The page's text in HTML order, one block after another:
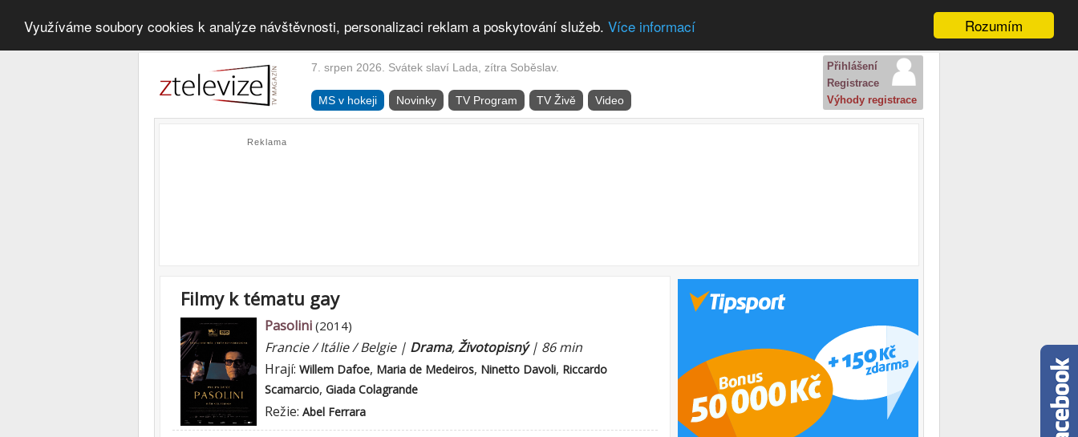
Rozumím
Využíváme soubory cookies k analýze návštěvnosti, personalizaci reklam a poskytování služeb. Více informací
7. srpen 2026. Svátek slaví Lada, zítra Soběslav.
MS v hokeji Novinky TV Program TV Živě Video
Přihlášení
Registrace
Výhody registrace
Reklama
Filmy k tématu gay
Pasolini (2014)
Francie / Itálie / Belgie | Drama,Životopisný| 86 min
Hrají: Willem Dafoe, Maria de Medeiros, Ninetto Davoli, Riccardo
Scamarcio, Giada Colagrande
Režie: Abel Ferrara